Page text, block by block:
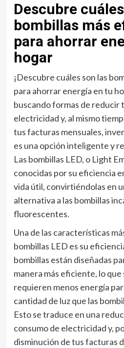
Descubre
bombillas más
para ahorrar
hogar
¡Descubre cuáles son las
para ahorrar energía en tu
buscando formas de reducir
electricidad y, al mismo
tus facturas mensuales,
es una opción inteligente y
Las bombillas LED, o Light
conocidas por su eficiencia
vida útil, convirtiéndolas en
alternativa a las bombillas
fluorescentes.
Una de las características
bombillas LED es su
bombillas están diseñadas
manera más eficiente, lo
requieren menos energía
cantidad de luz que las
Esto se traduce en una
consumo de electricidad y,
disminución de tus facturas